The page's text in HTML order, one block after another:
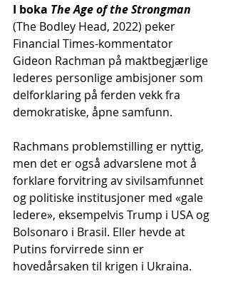
I boka The Age of the Strongman
(The Bodley Head, 2022) peker
Financial Times-kommentator
Gideon Rachman på maktbegjærlige
lederes personlige ambisjoner som
delforklaring på ferden vekk fra
demokratiske, åpne samfunn.
Rachmans problemstilling er nyttig,
men det er også advarslene mot å
forklare forvitring av sivilsamfunnet
og politiske institusjoner med «gale
ledere», eksempelvis Trump i USA og
Bolsonaro i Brasil. Eller hevde at
Putins forvirrede sinn er
hovedårsaken til krigen i Ukraina.